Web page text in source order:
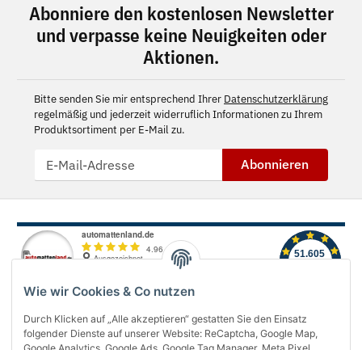
Wie wir Cookies & Co nutzen
Durch Klicken auf „Alle akzeptieren“ gestatten Sie den Einsatz
folgender Dienste auf unserer Website: ReCaptcha, Google Map,
Abonniere den kostenlosen Newsletter
und verpasse keine Neuigkeiten oder
Aktionen.
Bitte senden Sie mir entsprechend Ihrer Datenschutzerklärung
regelmäßig und jederzeit widerruflich Informationen zu Ihrem
Produktsortiment per E-Mail zu.
Abonnieren